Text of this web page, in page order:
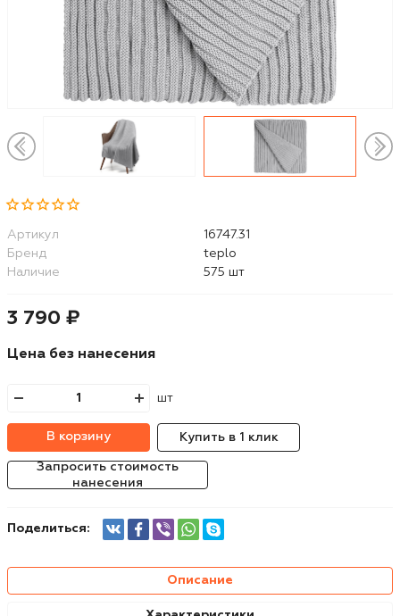
Артикул
16747.31
Бренд
teplo
Наличие
575 шт
3 790 ₽
Цена без нанесения
шт
В корзину Купить в 1 клик
Запросить стоимость
нанесения
Поделиться:
Описание